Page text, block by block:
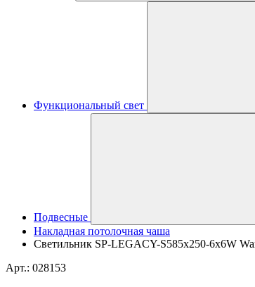
Функциональный свет
Подвесные
Накладная потолочная чаша
Светильник SP-LEGACY-S585x250-6x6W
Арт.: 028153